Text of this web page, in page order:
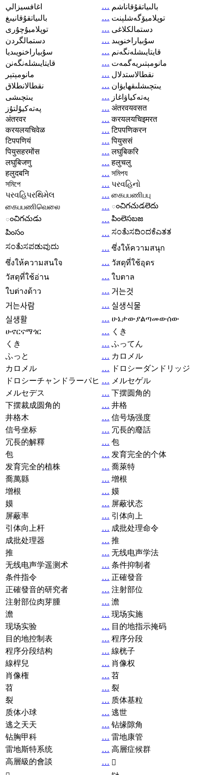
اغافسيزالي
… بالىياتقۇقاناشم
بالىياتقۇقانيىغ
… توپلاميۆگەشلېنت
توپلاميۇچۇرى
… دستمالکلاغی
دستمالگردن
… سۇبياراخنويىد
سۇبياراخنويىديا
… قايتايىشلەنگەنم
قايتايىشلەنگەنن
… مانومېتىريەگمەت
مانومېتېر
… نقطالاستدلال
نقطالانطلاق
… يىتچىشلىقھايۋان
يىتچىشى
… پەتەكياۋاغاز
پەتەكيۇلتۇز
… अंतरवयवसत
अंतरवर
… करयलयचिइमरत
करयलयचिवेळ
… टिपपणिकरन
टिपपणियं
… पियुससं
पियुसहरमोंस
… लघुबिकरि
लघुबिजणु
… हलुचलु
हलुदबनि
… সমিপয
সমিপে
… પરવહિનો
પરવહિપરથિમેલ
… கைபபணிபபு
கைபபணிவெலை
… ంచిగచుడలెదు
ంచిగచుడు
… పింలెసబజ
పింసం
… ಸಂತೆುಸದಿಂದಕೆಎತತ
ಸಂತೆುಸಪಡುವುದು
… ซึ่งให้ความสนุก
ซึ่งให้ความสนใจ
… วัสดุที่ใช้อุดร
วัสดุที่ใช้อ่าน
… ใบตาล
ใบต่างด้าว
… 거는것
거는사람
… 실생식물
실생활
… ሁኔታውያልጣመውሰው
ሁኖርናማጎር
… くき
くき
… ふってん
ふっと
… カロメル
カロメル
… ドロシーダンドリッジ
ドロシーチャンドラーパヒ … メルセゲル
メルセデス
… 下摆圆角的
下摆裁成圆角的
… 井格
井格木
… 信号场强度
信号坐标
… 冗長的廢話
冗長的解釋
… 包
包
… 发育完全的个体
发育完全的植株
… 喬萊特
喬萬縣
… 增根
增根
… 嫫
嫫
… 屏蔽状态
屏蔽率
… 引体向上
引体向上杆
… 成批处理命令
成批处理器
… 推
推
… 无线电声学法
无线电声学遥测术
… 条件抑制者
条件指令
… 正確發音
正確發音的研究者
… 注射部位
注射部位肉芽腫
… 澹
澹
… 现场实施
现场实验
… 目的地指示掩码
目的地控制表
… 程序分段
程序分段结构
… 線桄子
線桿兒
… 肖像权
肖像権
… 苕
苕
… 裂
裂
… 质体基粒
质体小球
… 逃世
逃之天天
… 钻缘隙角
钻胸甲科
… 雷地康管
雷地斯特系统
… 高層症候群
高層級的會談
… 𧘞